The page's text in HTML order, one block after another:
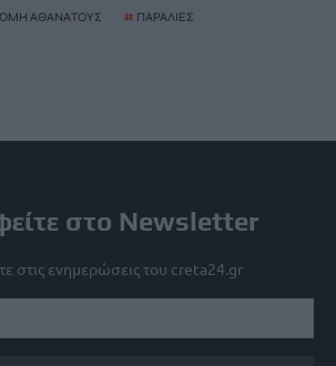
ΑΘΑΝΑΤΟΥΣ # ΠΑΡΑΛΙΕΣ
στο Newsletter
στις ενημερώσεις του creta24.gr